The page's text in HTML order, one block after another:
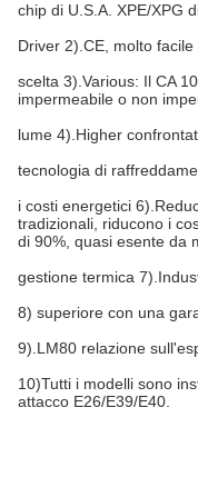
chip di U.S.A. XPE/XPG
Driver 2).CE, molto
scelta 3).Various: Il CA
impermeabile o non
lume 4).Higher
tecnologia di
i costi energetici
tradizionali, riducono i
di 90%, quasi esente da
gestione termica
8) superiore con una
9).LM80 relazione
10)Tutti i modelli sono
attacco E26/E39/E40.